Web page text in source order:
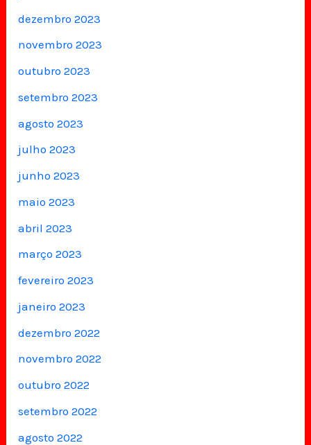
dezembro 2023
novembro 2023
outubro 2023
setembro 2023
agosto 2023
julho 2023
junho 2023
maio 2023
abril 2023
março 2023
fevereiro 2023
janeiro 2023
dezembro 2022
novembro 2022
outubro 2022
setembro 2022
agosto 2022